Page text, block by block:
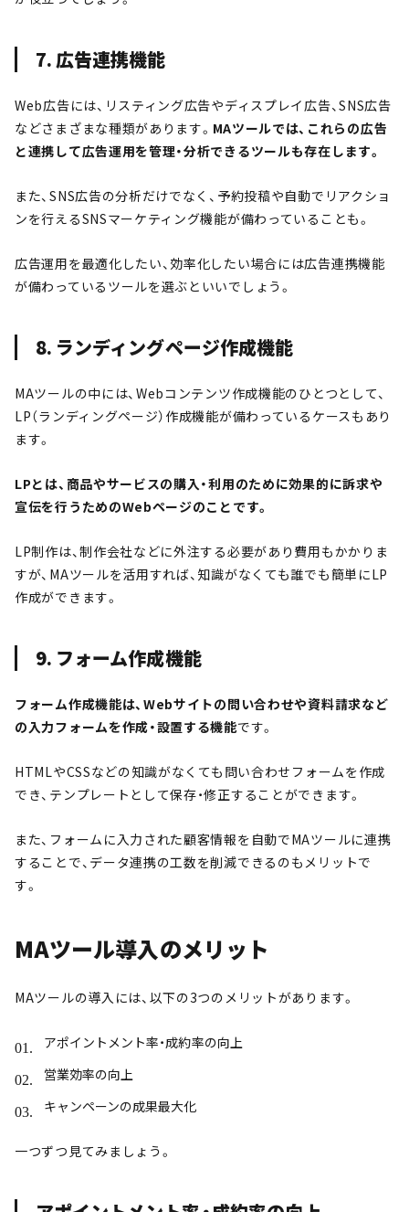
7. 広告連携機能
Web広告には、リスティング広告やディスプレイ広告、SNS広告
などさまざまな種類があります。 MAツールでは、これらの広告
と連携して広告運用を管理・分析できるツールも存在します。
また、SNS広告の分析だけでなく、予約投稿や自動でリアクショ
ンを行えるSNSマーケティング機能が備わっていることも。
広告運用を最適化したい、効率化したい場合には広告連携機能
が備わっているツールを選ぶといいでしょう。
8. ランディングページ作成機能
MAツールの中には、Webコンテンツ作成機能のひとつとして、
LP（ランディングページ）作成機能が備わっているケースもあり
ます。
LPとは、商品やサービスの購入・利用のために効果的に訴求や
宣伝を行うためのWebページのことです。
LP制作は、制作会社などに外注する必要があり費用もかかりま
すが、MAツールを活用すれば、知識がなくても誰でも簡単にLP
作成ができます。
9. フォーム作成機能
フォーム作成機能は、Webサイトの問い合わせや資料請求など
の入力フォームを作成・設置する機能です。
HTMLやCSSなどの知識がなくても問い合わせフォームを作成
でき、テンプレートとして保存・修正することができます。
また、フォームに入力された顧客情報を自動でMAツールに連携
することで、データ連携の工数を削減できるのもメリットで
す。
MAツール導入のメリット
MAツールの導入には、以下の3つのメリットがあります。
アポイントメント率・成約率の向上
営業効率の向上
キャンペーンの成果最大化
一つずつ見てみましょう。